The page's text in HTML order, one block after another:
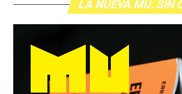
LA NUEVA MU. SIN